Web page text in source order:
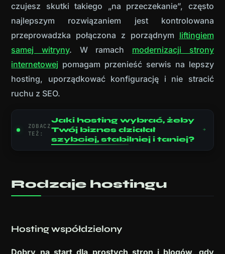
czujesz skutki takiego „na przeczekanie”, często
najlepszym rozwiązaniem jest kontrolowana
przeprowadzka połączona z porządnym liftingiem
samej witryny. W ramach modernizacji strony
internetowej pomagam przenieść serwis na lepszy
hosting, uporządkować konfigurację i nie stracić
ruchu z SEO.
ZOBACZ
TEŻ:
Jaki hosting wybrać, żeby
Twój biznes działał
szybciej, stabilniej i taniej?
Rodzaje hostingu
Hosting współdzielony
Dobry na start dla prostych stron i blogów, gdy